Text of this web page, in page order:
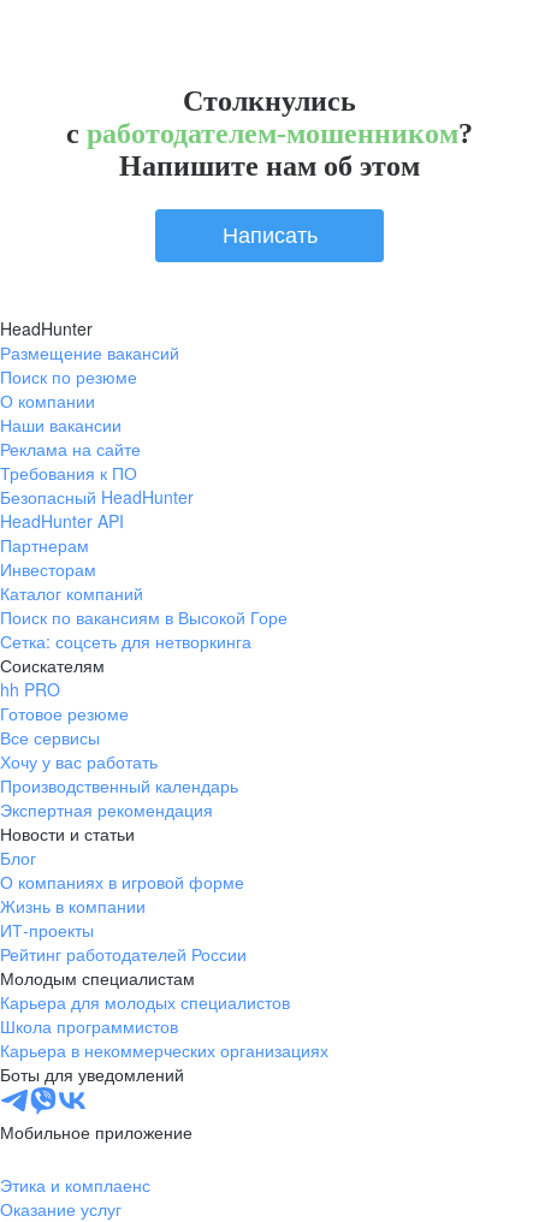
Столкнулись
с работодателем-мошенником?
Напишите нам об этом
Написать
HeadHunter
Размещение вакансий
Поиск по резюме
О компании
Наши вакансии
Реклама на сайте
Требования к ПО
Безопасный HeadHunter
HeadHunter API
Партнерам
Инвесторам
Каталог компаний
Поиск по вакансиям в Высокой Горе
Сетка: соцсеть для нетворкинга
Соискателям
hh PRO
Готовое резюме
Все сервисы
Хочу у вас работать
Производственный календарь
Экспертная рекомендация
Новости и статьи
Блог
О компаниях в игровой форме
Жизнь в компании
ИТ-проекты
Рейтинг работодателей России
Молодым специалистам
Карьера для молодых специалистов
Школа программистов
Карьера в некоммерческих организациях
Боты для уведомлений
Мобильное приложение
Этика и комплаенс
Оказание услуг